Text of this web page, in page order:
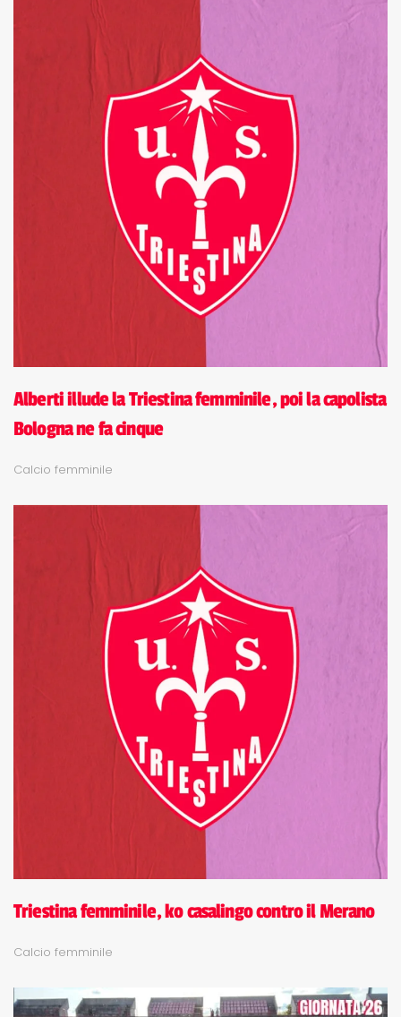
Alberti illude la Triestina femminile, poi la capolista
Bologna ne fa cinque
Calcio femminile
Triestina femminile, ko casalingo contro il Merano
Calcio femminile